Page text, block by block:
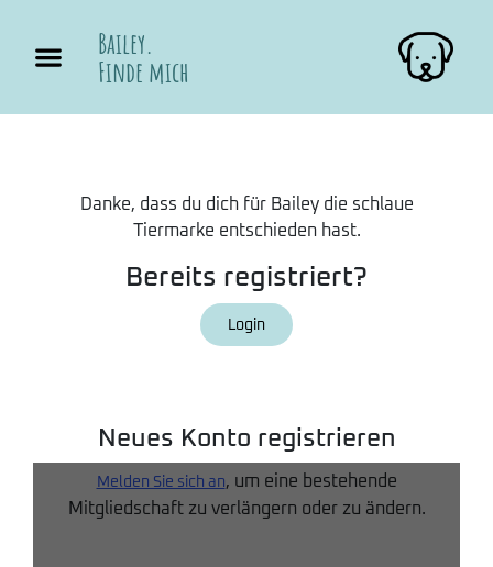
Bailey.
Finde mich
Danke, dass du dich für Bailey die schlaue
Tiermarke entschieden hast.
Bereits registriert?
Login
Neues Konto registrieren
Melden Sie sich an, um eine bestehende
Mitgliedschaft zu verlängern oder zu ändern.